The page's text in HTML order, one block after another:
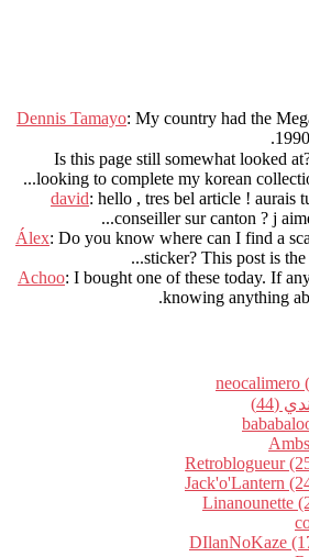
Dennis Tamayo: My country had the
.
Is this page still somewhat looked at
looking to complete my korean
.
david: hello , tres bel article ! aurais
conseiller sur canton ? j
.
Álex: Do you know where can I find a
sticker? This post is the
Achoo: I bought one of these today. If
knowing anything
(44)